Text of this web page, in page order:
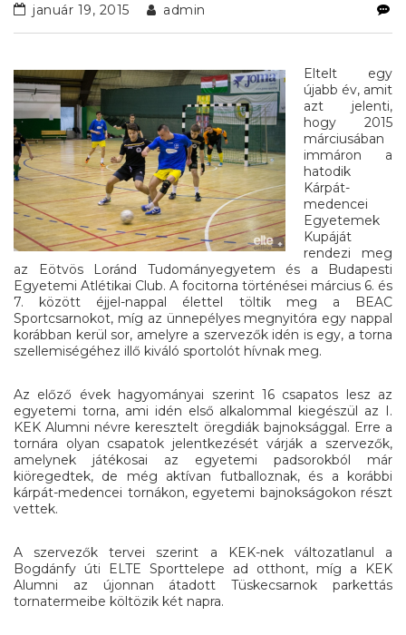
január 19, 2015 admin
Eltelt egy
újabb év, amit
azt jelenti,
hogy 2015
márciusában
immáron a
hatodik
Kárpát-
medencei
Egyetemek
Kupáját
rendezi meg
az Eötvös Loránd Tudományegyetem és a Budapesti
Egyetemi Atlétikai Club. A focitorna történései március 6. és
7. között éjjel-nappal élettel töltik meg a BEAC
Sportcsarnokot, míg az ünnepélyes megnyitóra egy nappal
korábban kerül sor, amelyre a szervezők idén is egy, a torna
szellemiségéhez illő kiváló sportolót hívnak meg.
Az előző évek hagyományai szerint 16 csapatos lesz az
egyetemi torna, ami idén első alkalommal kiegészül az I.
KEK Alumni névre keresztelt öregdiák bajnoksággal. Erre a
tornára olyan csapatok jelentkezését várják a szervezők,
amelynek játékosai az egyetemi padsorokból már
kiöregedtek, de még aktívan futballoznak, és a korábbi
kárpát-medencei tornákon, egyetemi bajnokságokon részt
vettek.
A szervezők tervei szerint a KEK-nek változatlanul a
Bogdánfy úti ELTE Sporttelepe ad otthont, míg a KEK
Alumni az újonnan átadott Tüskecsarnok parkettás
tornatermeibe költözik két napra.